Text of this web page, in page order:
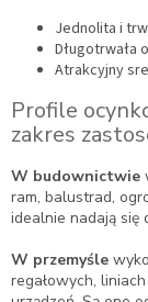
Jednolita i
Długotrwała
Atrakcyjny
Profile
zakres
W budownictwie
ram, balustrad,
idealnie nadają się
W przemyśle
regałowych,